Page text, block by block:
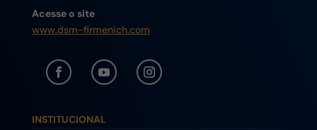
Acesse o site
www.dsm-firmenich.com
INSTITUCIONAL